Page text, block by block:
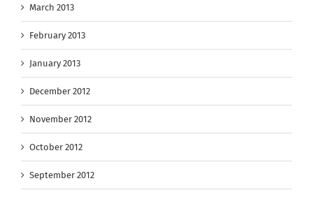
March 2013
February 2013
January 2013
December 2012
November 2012
October 2012
September 2012